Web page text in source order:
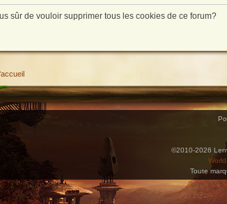
sûr de vouloir supprimer tous les cookies de ce forum?
©2010-2026
Toute
des évènements depuis d'autres applications. Copiez